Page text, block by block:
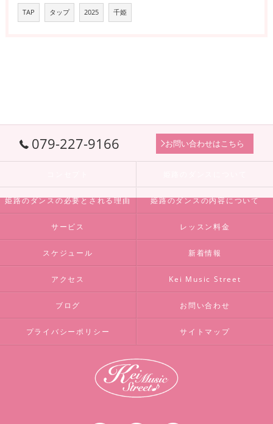
TAP タップ 2025 千姫
079-227-9166 お問い合わせはこちら
姫路のダンスの必要とされる理由 姫路のダンスの内容について
サービス レッスン料金
スケジュール 新着情報
アクセス Kei Music Street
ブログ お問い合わせ
プライバシーポリシー サイトマップ